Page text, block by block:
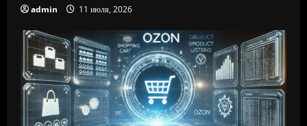
admin 11 июля, 2026